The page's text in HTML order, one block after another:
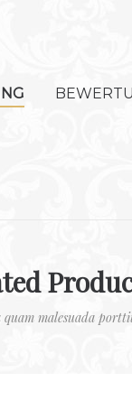
quam malesuada